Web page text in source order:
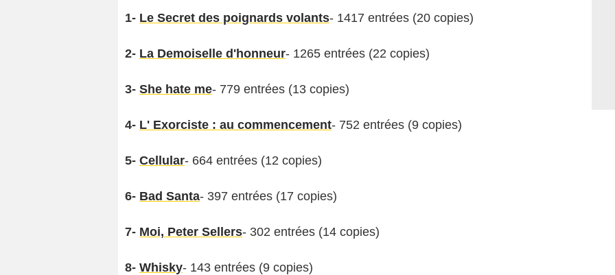
1- Le Secret des poignards volants- 1417 entrées (20 copies)
2- La Demoiselle d'honneur- 1265 entrées (22 copies)
3- She hate me- 779 entrées (13 copies)
4- L' Exorciste : au commencement- 752 entrées (9 copies)
5- Cellular- 664 entrées (12 copies)
6- Bad Santa- 397 entrées (17 copies)
7- Moi, Peter Sellers- 302 entrées (14 copies)
8- Whisky- 143 entrées (9 copies)